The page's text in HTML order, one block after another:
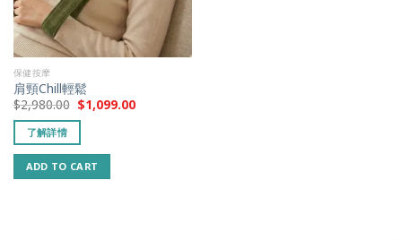
保健按摩
肩頸Chill輕鬆
$2,980.00 $1,099.00
了解詳情
ADD TO CART